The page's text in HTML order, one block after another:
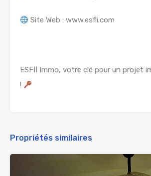
Site Web : www.esfii.com
ESFII Immo, votre clé pour un projet
!
Propriétés similaires